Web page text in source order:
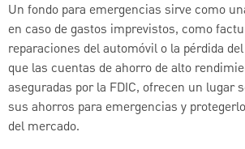
Un fondo para emergencias sirve como
en caso de gastos imprevistos, como
reparaciones del automóvil o la pérdida
que las cuentas de ahorro de alto
aseguradas por la FDIC, ofrecen un lugar
sus ahorros para emergencias y
del mercado.